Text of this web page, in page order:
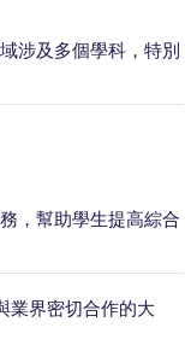
涉及多個學科，特別
，幫助學生提高綜合
業界密切合作的大